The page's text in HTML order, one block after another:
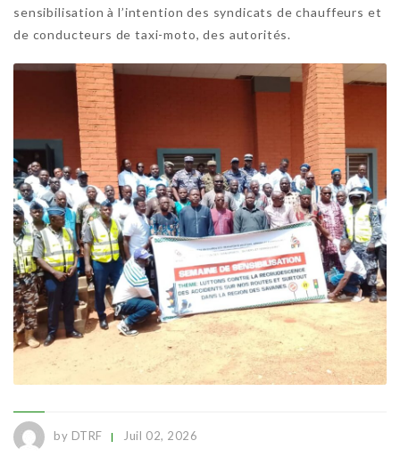
sensibilisation à l’intention des syndicats de chauffeurs et
de conducteurs de taxi-moto, des autorités.
by DTRF Juil 02, 2026